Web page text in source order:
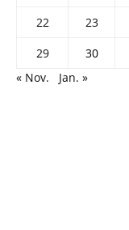
22
23
29
30
« Nov.
Jan. »